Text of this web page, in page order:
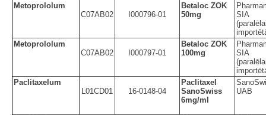
Metoprololum
C07AB02
I000796-01
Betaloc ZOK
50mg
SIA
Metoprololum
C07AB02
I000797-01
Betaloc ZOK
100mg
SIA
Paclitaxelum
L01CD01
16-0148-04
Paclitaxel
SanoSwiss
6mg/ml
UAB